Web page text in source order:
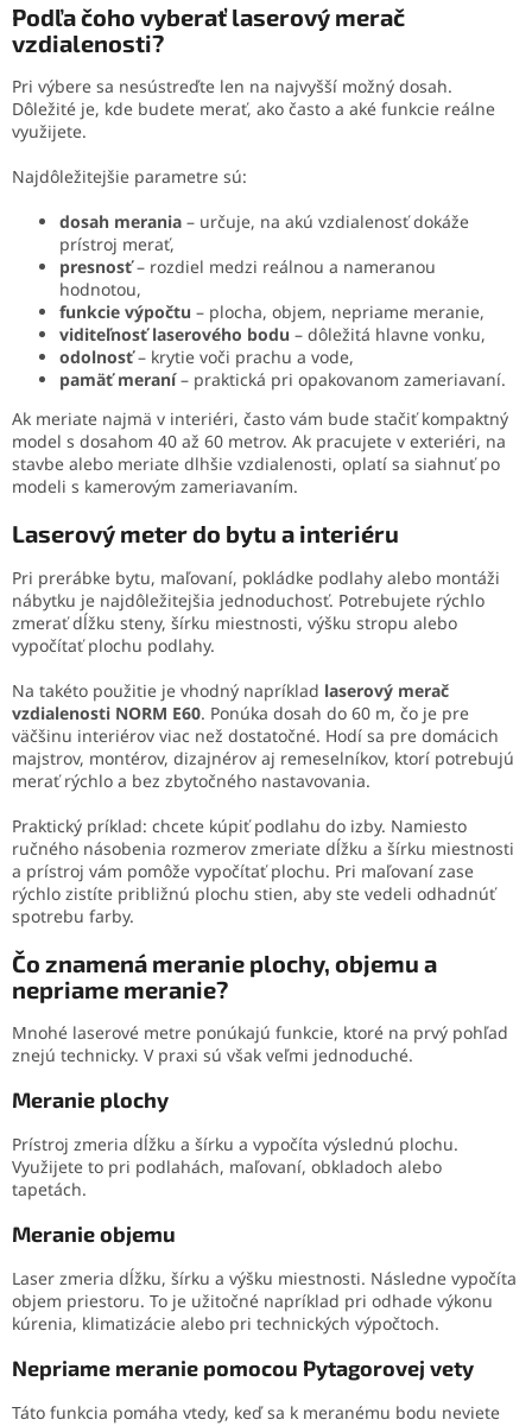
Podľa čoho vyberať laserový merač
vzdialenosti?
Pri výbere sa nesústreďte len na najvyšší možný dosah.
Dôležité je, kde budete merať, ako často a aké funkcie reálne
využijete.
Najdôležitejšie parametre sú:
dosah merania – určuje, na akú vzdialenosť dokáže
prístroj merať,
presnosť– rozdiel medzi reálnou a nameranou
hodnotou,
funkcie výpočtu – plocha, objem, nepriame meranie,
viditeľnosť laserového bodu – dôležitá hlavne vonku,
odolnosť– krytie voči prachu a vode,
pamäť meraní– praktická pri opakovanom zameriavaní.
Ak meriate najmä v interiéri, často vám bude stačiť kompaktný
model s dosahom 40 až 60 metrov. Ak pracujete v exteriéri, na
stavbe alebo meriate dlhšie vzdialenosti, oplatí sa siahnuť po
modeli s kamerovým zameriavaním.
Laserový meter do bytu a interiéru
Pri prerábke bytu, maľovaní, pokládke podlahy alebo montáži
nábytku je najdôležitejšia jednoduchosť. Potrebujete rýchlo
zmerať dĺžku steny, šírku miestnosti, výšku stropu alebo
vypočítať plochu podlahy.
Na takéto použitie je vhodný napríklad laserový merač
vzdialenosti NORM E60. Ponúka dosah do 60 m, čo je pre
väčšinu interiérov viac než dostatočné. Hodí sa pre domácich
majstrov, montérov, dizajnérov aj remeselníkov, ktorí potrebujú
merať rýchlo a bez zbytočného nastavovania.
Praktický príklad: chcete kúpiť podlahu do izby. Namiesto
ručného násobenia rozmerov zmeriate dĺžku a šírku miestnosti
a prístroj vám pomôže vypočítať plochu. Pri maľovaní zase
rýchlo zistíte približnú plochu stien, aby ste vedeli odhadnúť
spotrebu farby.
Čo znamená meranie plochy, objemu a
nepriame meranie?
Mnohé laserové metre ponúkajú funkcie, ktoré na prvý pohľad
znejú technicky. V praxi sú však veľmi jednoduché.
Meranie plochy
Prístroj zmeria dĺžku a šírku a vypočíta výslednú plochu.
Využijete to pri podlahách, maľovaní, obkladoch alebo
tapetách.
Meranie objemu
Laser zmeria dĺžku, šírku a výšku miestnosti. Následne vypočíta
objem priestoru. To je užitočné napríklad pri odhade výkonu
kúrenia, klimatizácie alebo pri technických výpočtoch.
Nepriame meranie pomocou Pytagorovej vety
Táto funkcia pomáha vtedy, keď sa k meranému bodu neviete